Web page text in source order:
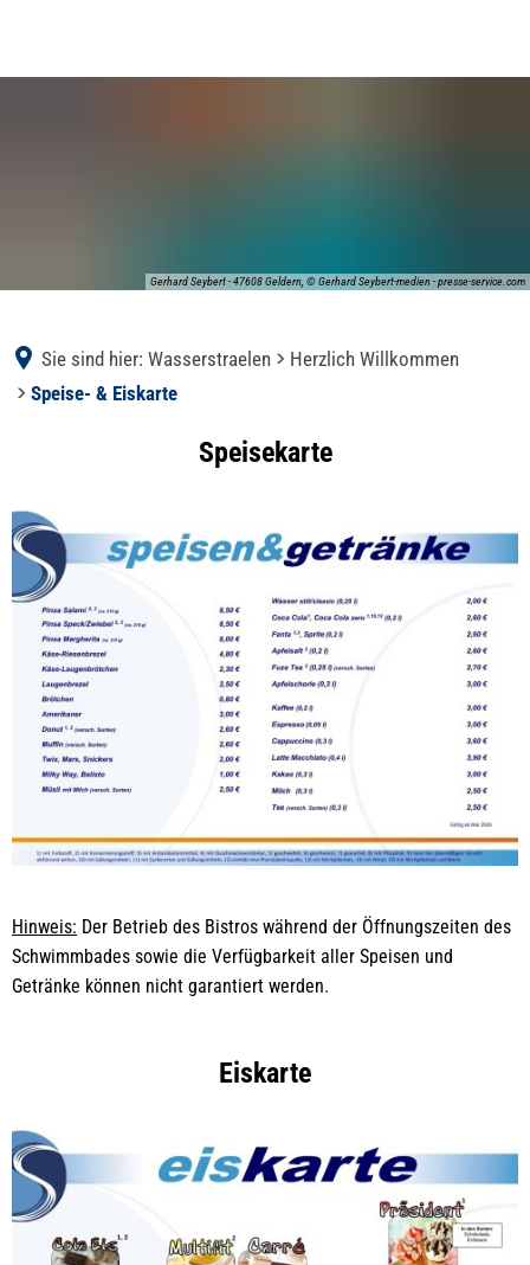
Gerhard Seybert - 47608 Geldern, © Gerhard Seybert-medien - presse-service.com
Sie sind hier: Wasserstraelen
Herzlich Willkommen
Speise- & Eiskarte
Eiskarte
Speisekarte
Hinweis: Der Betrieb des Bistros während der Öffnungszeiten des
Schwimmbades sowie die Verfügbarkeit aller Speisen und
Getränke können nicht garantiert werden.
Eiskarte